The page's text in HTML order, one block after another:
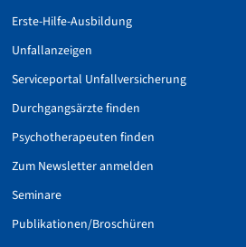
Erste-Hilfe-Ausbildung
Unfallanzeigen
Serviceportal Unfallversicherung
Durchgangsärzte finden
Psychotherapeuten finden
Zum Newsletter anmelden
Seminare
Publikationen/Broschüren